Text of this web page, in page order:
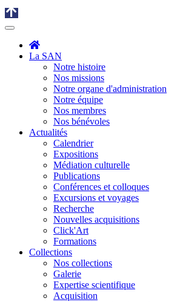
La SAN
Notre histoire
Nos missions
Notre organe d'administration
Notre équipe
Nos membres
Nos bénévoles
Actualités
Calendrier
Expositions
Médiation culturelle
Publications
Conférences et colloques
Excursions et voyages
Recherche
Nouvelles acquisitions
Click'Art
Formations
Collections
Nos collections
Galerie
Expertise scientifique
Acquisition